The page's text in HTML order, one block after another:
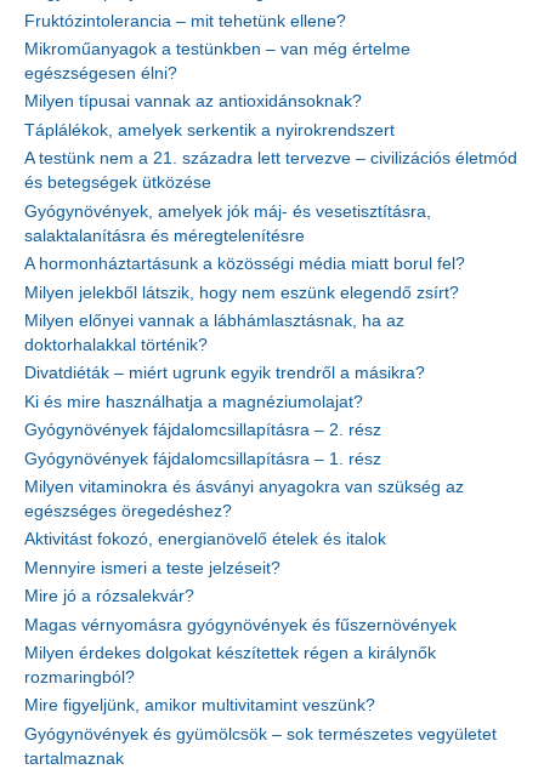
Fruktózintolerancia – mit tehetünk ellene?
Mikroműanyagok a testünkben – van még értelme
egészségesen élni?
Milyen típusai vannak az antioxidánsoknak?
Táplálékok, amelyek serkentik a nyirokrendszert
A testünk nem a 21. századra lett tervezve – civilizációs életmód
és betegségek ütközése
Gyógynövények, amelyek jók máj- és vesetisztításra,
salaktalanításra és méregtelenítésre
A hormonháztartásunk a közösségi média miatt borul fel?
Milyen jelekből látszik, hogy nem eszünk elegendő zsírt?
Milyen előnyei vannak a lábhámlasztásnak, ha az
doktorhalakkal történik?
Divatdiéták – miért ugrunk egyik trendről a másikra?
Ki és mire használhatja a magnéziumolajat?
Gyógynövények fájdalomcsillapításra – 2. rész
Gyógynövények fájdalomcsillapításra – 1. rész
Milyen vitaminokra és ásványi anyagokra van szükség az
egészséges öregedéshez?
Aktivitást fokozó, energianövelő ételek és italok
Mennyire ismeri a teste jelzéseit?
Mire jó a rózsalekvár?
Magas vérnyomásra gyógynövények és fűszernövények
Milyen érdekes dolgokat készítettek régen a királynők
rozmaringból?
Mire figyeljünk, amikor multivitamint veszünk?
Gyógynövények és gyümölcsök – sok természetes vegyületet
tartalmaznak